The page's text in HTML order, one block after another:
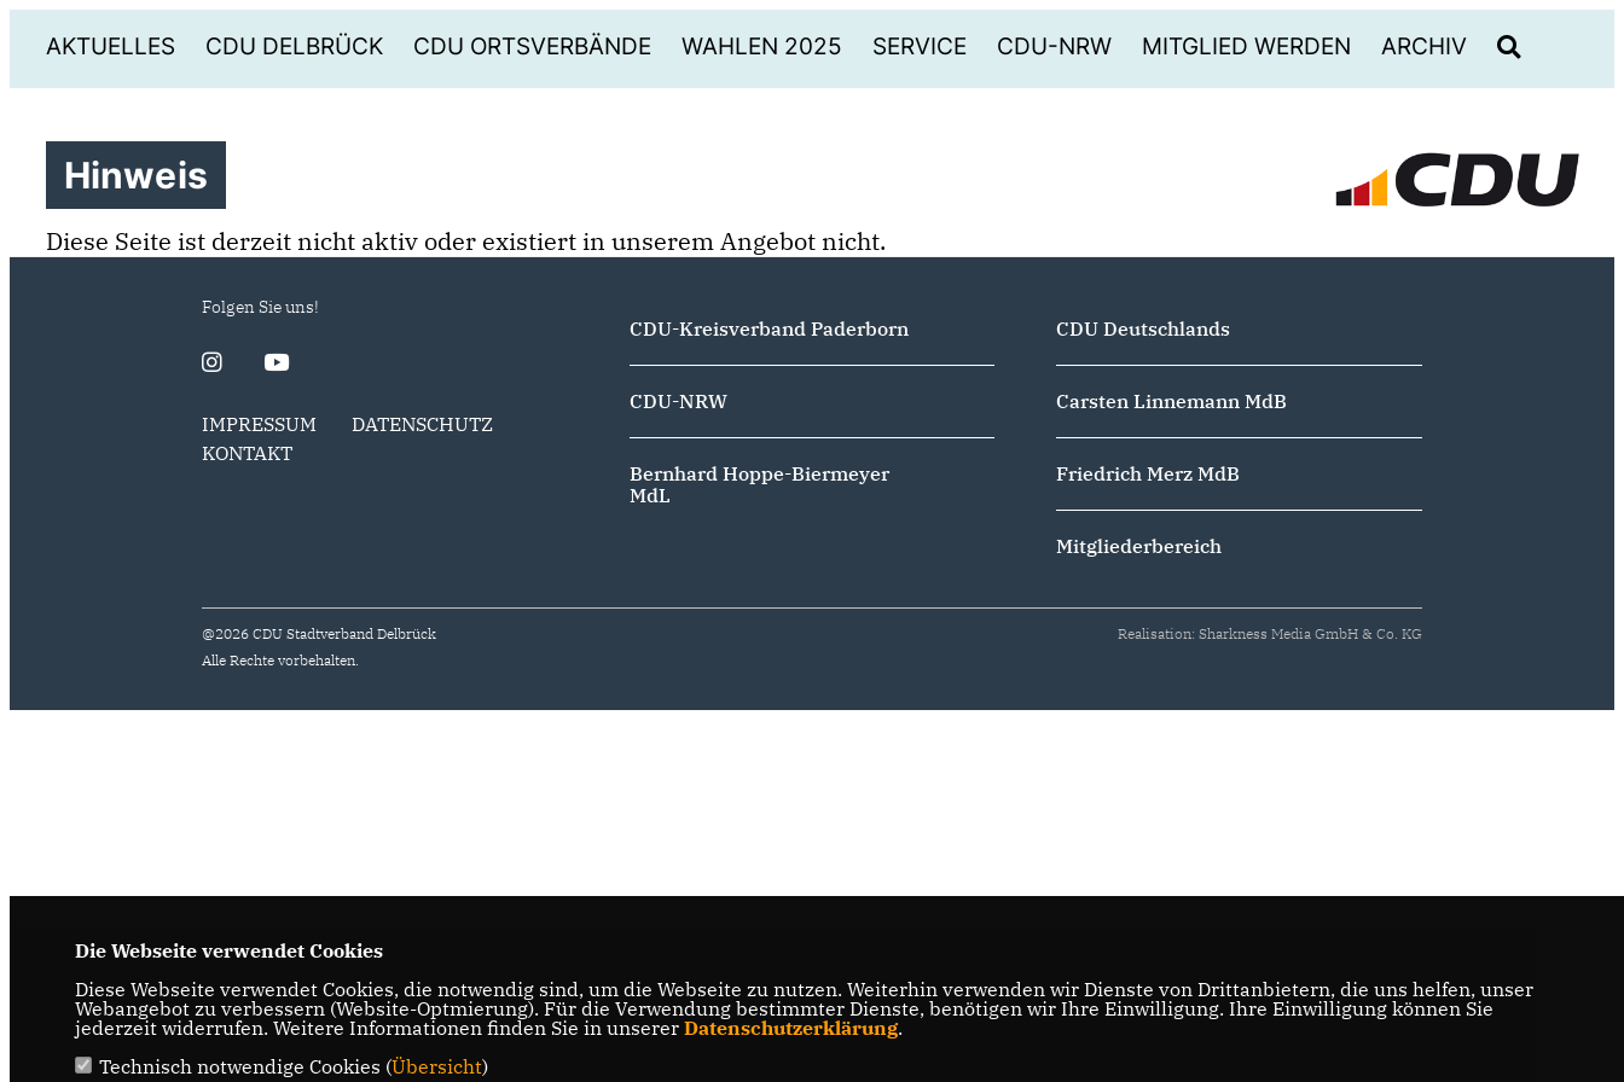
AKTUELLES CDU DELBRÜCK CDU ORTSVERBÄNDE WAHLEN 2025 SERVICE CDU-NRW MITGLIED WERDEN ARCHIV
Hinweis
Diese Seite ist derzeit nicht aktiv oder existiert in unserem Angebot nicht.
Folgen Sie uns!
IMPRESSUM
DATENSCHUTZ
KONTAKT
CDU-Kreisverband Paderborn
CDU-NRW
Bernhard Hoppe-Biermeyer
MdL
CDU Deutschlands
Carsten Linnemann MdB
Friedrich Merz MdB
Mitgliederbereich
@2026 CDU Stadtverband Delbrück
Alle Rechte vorbehalten.
Realisation: Sharkness Media GmbH & Co. KG
Die Webseite verwendet Cookies
Diese Webseite verwendet Cookies, die notwendig sind, um die Webseite zu nutzen. Weiterhin verwenden wir Dienste von Drittanbietern, die uns helfen, unser
Webangebot zu verbessern (Website-Optmierung). Für die Verwendung bestimmter Dienste, benötigen wir Ihre Einwilligung. Ihre Einwilligung können Sie
jederzeit widerrufen. Weitere Informationen finden Sie in unserer Datenschutzerklärung.
Technisch notwendige Cookies (Übersicht)